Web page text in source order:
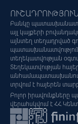
ՈՒՇԱԴՐՈՒԹՅՈՒՆ
Բանկը
այլ կայքերի
այնտեղ տեղադրված
պատասխանատվություն
տեղեկատվության
Տեղեկատվության
տրվում է հայերեն
Բոլոր իրավունքները
վերահսկվում է ՀՀ